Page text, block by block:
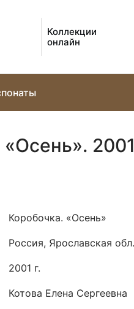
Коллекции
онлайн
Коробочка. «Осень»
Россия, Ярославская
2001 г.
Котова Елена Сергеевна